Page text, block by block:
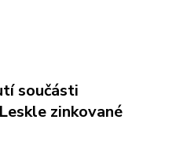
součásti
zinkované